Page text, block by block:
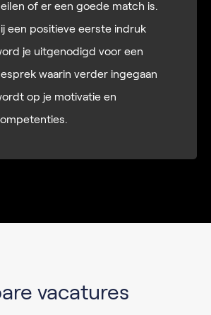
of er een goede match is.
een positieve eerste indruk
je uitgenodigd voor een
waarin verder ingegaan
op je motivatie en
vacatures